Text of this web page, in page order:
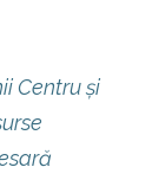
Centru și